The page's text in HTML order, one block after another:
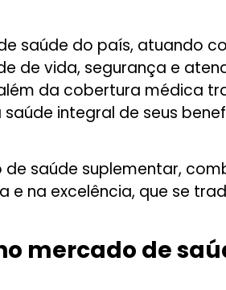
saúde do país, atuando
de vida, segurança e
da cobertura médica
integral de seus
saúde suplementar,
na excelência, que se
mercado de